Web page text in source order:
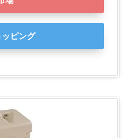
ピング